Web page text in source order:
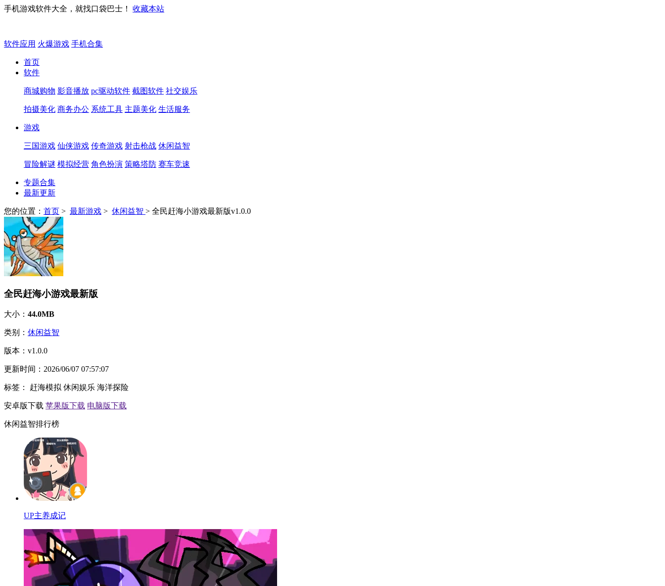
手机游戏软件大全，就找口袋巴士！ 收藏本站
软件应用 火爆游戏 手机合集
首页
软件
商城购物 影音播放 pc驱动软件 截图软件 社交娱乐
拍摄美化 商务办公 系统工具 主题美化 生活服务
游戏
三国游戏 仙侠游戏 传奇游戏 射击枪战 休闲益智
冒险解谜 模拟经营 角色扮演 策略塔防 赛车竞速
专题合集
最新更新
您的位置： 首页 > 最新游戏 > 休闲益智 > 全民赶海小游戏最新版v1.0.0
全民赶海小游戏最新版
大小： 44.0MB
类别： 休闲益智
版本： v1.0.0
更新时间： 2026/06/07 07:57:07
标签： 赶海模拟 休闲娱乐 海洋探险
安卓版下载 苹果版下载 电脑版下载
休闲益智排行榜
UP主养成记